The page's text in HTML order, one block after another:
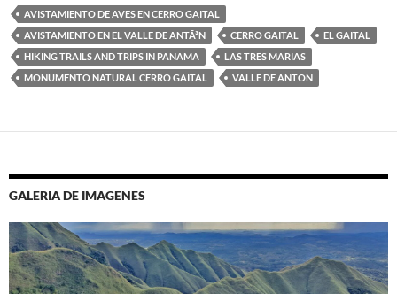
AVISTAMIENTO DE AVES EN CERRO GAITAL
AVISTAMIENTO EN EL VALLE DE ANTÃ³N
CERRO GAITAL
EL GAITAL
HIKING TRAILS AND TRIPS IN PANAMA
LAS TRES MARIAS
MONUMENTO NATURAL CERRO GAITAL
VALLE DE ANTON
GALERIA DE IMAGENES